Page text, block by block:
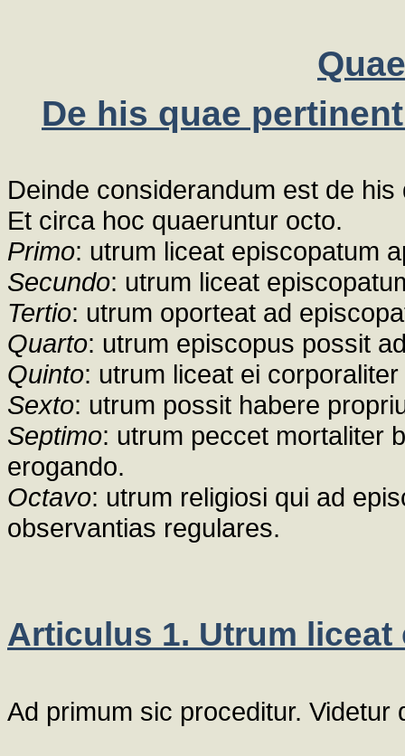
De his quae
Deinde considerandum est de
Et circa hoc quaeruntur octo.
Primo: utrum liceat episcopatum
Secundo: utrum liceat
Tertio: utrum oporteat ad
Quarto: utrum episcopus possit
Quinto: utrum liceat ei
Sexto: utrum possit habere
Septimo: utrum peccet mortaliter
erogando.
Octavo: utrum religiosi qui ad
observantias regulares.
Articulus 1. Utrum
Ad primum sic proceditur.